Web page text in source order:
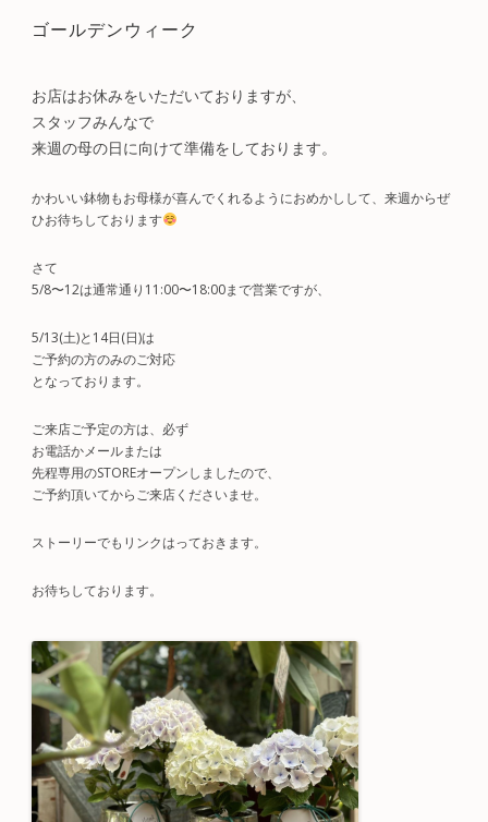
ゴールデンウィーク
お店はお休みをいただいておりますが、
スタッフみんなで
来週の母の日に向けて準備をしております。
かわいい鉢物もお母様が喜んでくれるようにおめかしして、来週からぜ
ひお待ちしております
さて
5/8〜12は通常通り11:00〜18:00まで営業ですが、
5/13(土)と14日(日)は
ご予約の方のみのご対応
となっております。
ご来店ご予定の方は、必ず
お電話かメールまたは
先程専用のSTOREオープンしましたので、
ご予約頂いてからご来店くださいませ。
ストーリーでもリンクはっておきます。
お待ちしております。